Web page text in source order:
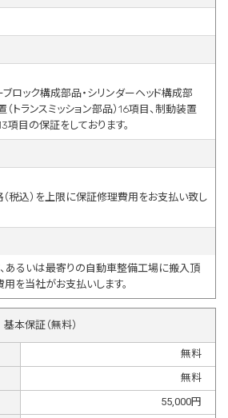
ロック構成部品・シリンダーヘッド構成部
トランスミッション部品）16項目、制動装置
項目の保証をしております。
税込）を上限に保証修理費用をお支払い致し
あるいは最寄りの自動車整備工場に搬入頂
を当社がお支払いします。
基本保証（無料）
無料
無料
55,000円